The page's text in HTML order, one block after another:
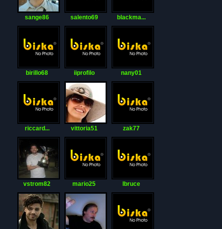
sange86 salento69 blackma...
birillo68 iiprofilo nany01
riccard... vittoria51 zak77
vstrom82 mario25 lbruce